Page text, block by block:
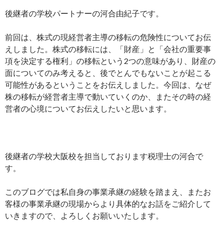
後継者の学校パートナーの河合由紀子です。
前回は、株式の現経営者主導の移転の危険性についてお伝
えしました。株式の移転には、「財産」と「会社の重要事
項を決定する権利」の移転という2つの意味があり、財産の
面についてのみ考えると、後でとんでもないことが起こる
可能性があるということをお伝えしました。今回は、なぜ
株の移転が経営者主導で動いていくのか、またその時の経
営者の心境についてお伝えしたいと思います。
後継者の学校大阪校を担当しております税理士の河合で
す。
このブログでは私自身の事業承継の経験を踏まえ、またお
客様の事業承継の現場からより具体的なお話をご紹介して
いきますので、よろしくお願いいたします。